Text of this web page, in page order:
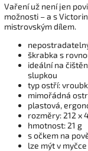
Vaření už není jen
možnosti – a s
mistrovským dílem.
škrabka s
ideální na
slupkou
typ ostří:
mimořádná
plastová,
rozměry: 212 x
hmotnost: 21 g
s očkem na
lze mýt v